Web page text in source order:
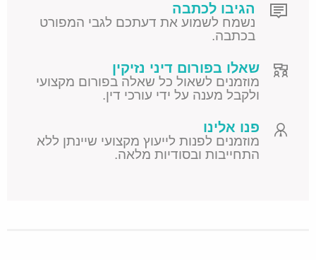
הגיבו לכתבה
נשמח לשמוע את דעתכם לגבי המפורט
בכתבה.
שאלו בפורום דיני נזיקין
מוזמנים לשאול כל שאלה בפורום מקצועי
ולקבל מענה על ידי עורכי דין.
פנו אלינו
מוזמנים לפנות לייעוץ מקצועי שיינתן ללא
התחייבות ובסודיות מלאה.